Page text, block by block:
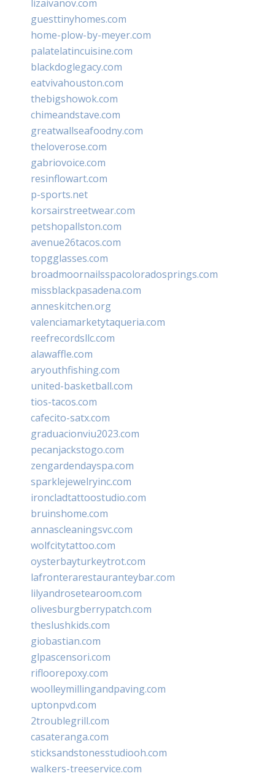
lizaivanov.com
guesttinyhomes.com
home-plow-by-meyer.com
palatelatincuisine.com
blackdoglegacy.com
eatvivahouston.com
thebigshowok.com
chimeandstave.com
greatwallseafoodny.com
theloverose.com
gabriovoice.com
resinflowart.com
p-sports.net
korsairstreetwear.com
petshopallston.com
avenue26tacos.com
topgglasses.com
broadmoornailsspacoloradosprings.com
missblackpasadena.com
anneskitchen.org
valenciamarketytaqueria.com
reefrecordsllc.com
alawaffle.com
aryouthfishing.com
united-basketball.com
tios-tacos.com
cafecito-satx.com
graduacionviu2023.com
pecanjackstogo.com
zengardendayspa.com
sparklejewelryinc.com
ironcladtattoostudio.com
bruinshome.com
annascleaningsvc.com
wolfcitytattoo.com
oysterbayturkeytrot.com
lafronterarestauranteybar.com
lilyandrosetearoom.com
olivesburgberrypatch.com
theslushkids.com
giobastian.com
glpascensori.com
rifloorepoxy.com
woolleymillingandpaving.com
uptonpvd.com
2troublegrill.com
casateranga.com
sticksandstonesstudiooh.com
walkers-treeservice.com